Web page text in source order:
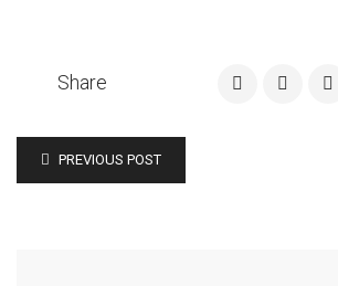
Share
PREVIOUS POST